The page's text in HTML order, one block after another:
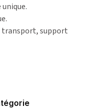
transport, support